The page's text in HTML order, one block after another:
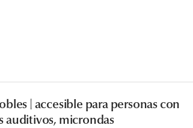
| accesible para personas con
auditivos, microndas